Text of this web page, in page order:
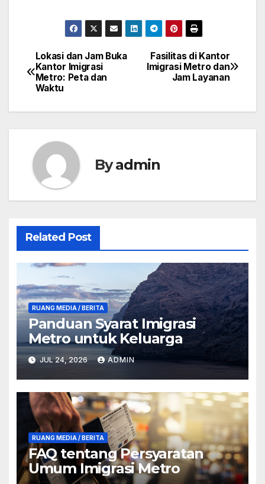
Post
navigation
Fasilitas di Kantor
Imigrasi Metro dan
Jam Layanan
Lokasi dan Jam Buka
Kantor Imigrasi
Metro: Peta dan
Waktu
Byadmin
Related Post
RUANG MEDIA / BERITA
Panduan Syarat Imigrasi
Metro untuk Keluarga
JUL 24, 2026 ADMIN
RUANG MEDIA / BERITA
FAQ tentang Persyaratan
Umum Imigrasi Metro